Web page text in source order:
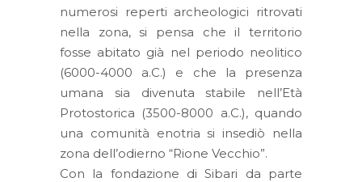
numerosi reperti archeologici ritrovati
nella zona, si pensa che il territorio
fosse abitato già nel periodo neolitico
(6000-4000 a.C.) e che la presenza
umana sia divenuta stabile nell’Età
Protostorica (3500-8000 a.C.), quando
una comunità enotria si insediò nella
zona dell’odierno “Rione Vecchio”.
Con la fondazione di Sibari da parte